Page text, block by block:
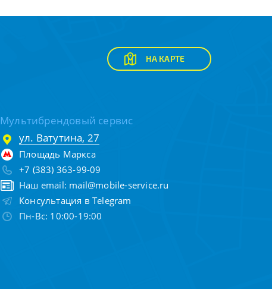
НА КАРТЕ
Мультибрендовый сервис
ул. Ватутина, 27
Площадь Маркса
+7 (383) 363-99-09
Наш email: mail@mobile-service.ru
Консультация в Telegram
Пн-Вс: 10:00-19:00